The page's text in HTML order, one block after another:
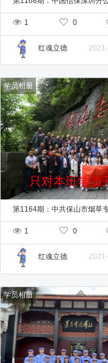
1 0
红魂立德
只对本班学员
学员相册
1 0
红魂立德
学员相册